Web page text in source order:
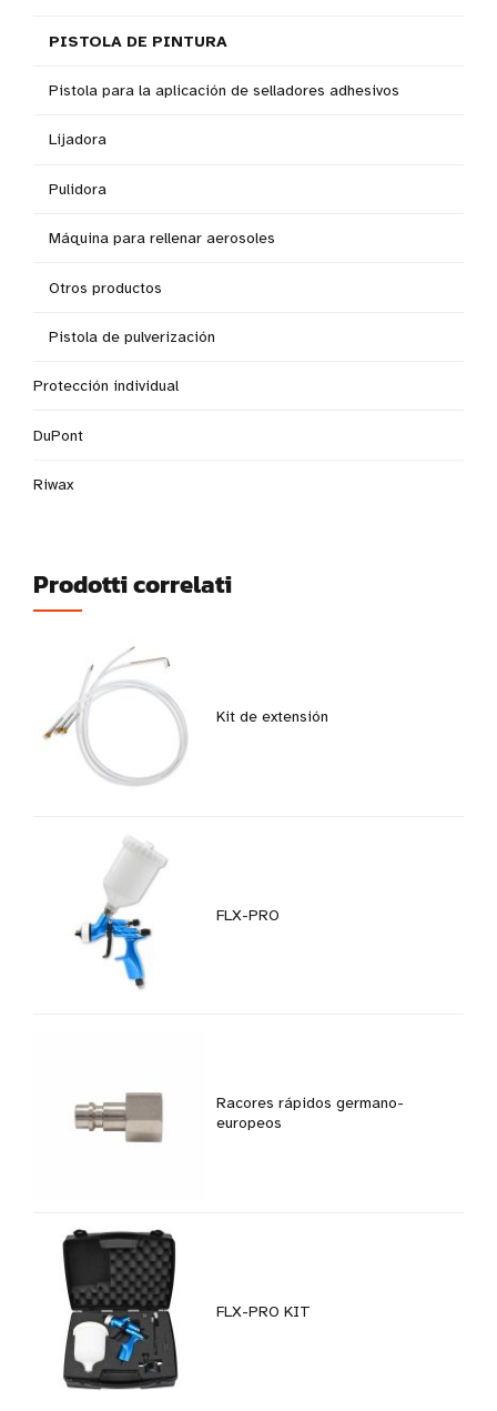
PISTOLA DE PINTURA
Pistola para la aplicación de selladores adhesivos
Lijadora
Pulidora
Máquina para rellenar aerosoles
Otros productos
Pistola de pulverización
Protección individual
DuPont
Riwax
Prodotti correlati
Kit de extensión
FLX-PRO
Racores rápidos germano-
europeos
FLX-PRO KIT